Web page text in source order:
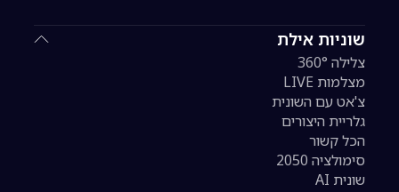
שוניות אילת
צלילה 360°
מצלמות LIVE
צ'אט עם השונית
גלריית היצורים
הכל קשור
סימולציה 2050
שונית AI